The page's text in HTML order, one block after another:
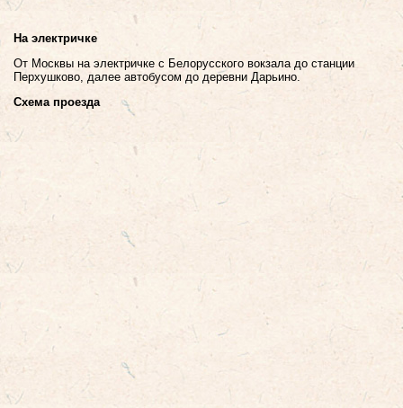
На электричке
От Москвы на электричке с Белорусского вокзала до станции
Перхушково, далее автобусом до деревни Дарьино.
Схема проезда